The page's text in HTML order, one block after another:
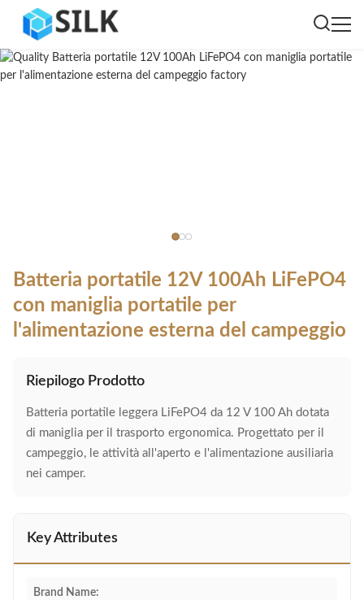
Batteria portatile 12V 100Ah LiFePO4
con maniglia portatile per
l'alimentazione esterna del campeggio
Riepilogo Prodotto
Batteria portatile leggera LiFePO4 da 12 V 100 Ah dotata
di maniglia per il trasporto ergonomica. Progettato per il
campeggio, le attività all'aperto e l'alimentazione ausiliaria
nei camper.
Key Attributes
Brand Name: